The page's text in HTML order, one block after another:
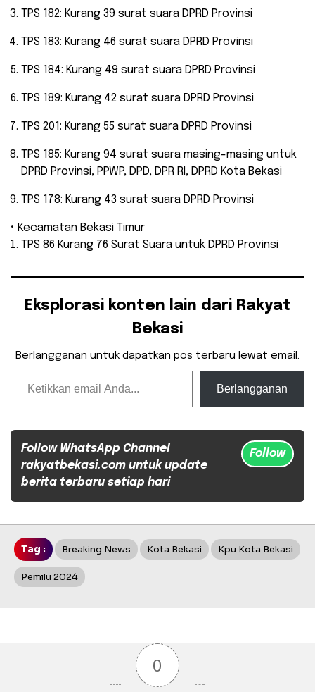
TPS 182: Kurang 39 surat suara DPRD Provinsi
TPS 183: Kurang 46 surat suara DPRD Provinsi
TPS 184: Kurang 49 surat suara DPRD Provinsi
TPS 189: Kurang 42 surat suara DPRD Provinsi
TPS 201: Kurang 55 surat suara DPRD Provinsi
TPS 185: Kurang 94 surat suara masing-masing untuk
DPRD Provinsi, PPWP, DPD, DPR RI, DPRD Kota Bekasi
TPS 178: Kurang 43 surat suara DPRD Provinsi
• Kecamatan Bekasi Timur
TPS 86 Kurang 76 Surat Suara untuk DPRD Provinsi
Eksplorasi konten lain dari Rakyat
Bekasi
Berlangganan untuk dapatkan pos terbaru lewat email.
Ketikkan email Anda...
Berlangganan
Follow WhatsApp Channel
rakyatbekasi.com untuk update
berita terbaru setiap hari
Follow
Tag : Breaking News Kota Bekasi Kpu Kota Bekasi
Pemilu 2024
0